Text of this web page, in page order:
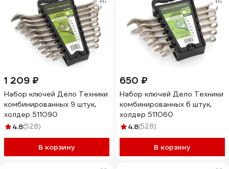
1 209 ₽
Набор ключей Дело Техники
комбинированных 9 штук,
холдер 511090
4.8(528)
В корзину
650 ₽
Набор ключей Дело Техники
комбинированных 6 штук,
холдер 511060
4.8(528)
В корзину